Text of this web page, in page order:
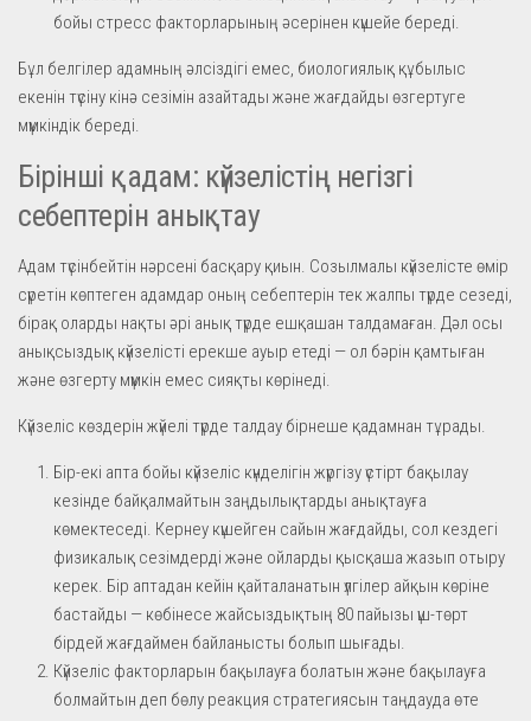
бойы стресс факторларының әсерінен күшейе береді.
Бұл белгілер адамның әлсіздігі емес, биологиялық құбылыс
екенін түсіну кінә сезімін азайтады және жағдайды өзгертуге
мүмкіндік береді.
Бірінші қадам: күйзелістің негізгі
себептерін анықтау
Адам түсінбейтін нәрсені басқару қиын. Созылмалы күйзелісте өмір
сүретін көптеген адамдар оның себептерін тек жалпы түрде сезеді,
бірақ оларды нақты әрі анық түрде ешқашан талдамаған. Дәл осы
анықсыздық күйзелісті ерекше ауыр етеді — ол бәрін қамтыған
және өзгерту мүмкін емес сияқты көрінеді.
Күйзеліс көздерін жүйелі түрде талдау бірнеше қадамнан тұрады.
Бір-екі апта бойы күйзеліс күнделігін жүргізу үстірт бақылау
кезінде байқалмайтын заңдылықтарды анықтауға
көмектеседі. Кернеу күшейген сайын жағдайды, сол кездегі
физикалық сезімдерді және ойларды қысқаша жазып отыру
керек. Бір аптадан кейін қайталанатын үлгілер айқын көріне
бастайды — көбінесе жайсыздықтың 80 пайызы үш-төрт
бірдей жағдаймен байланысты болып шығады.
Күйзеліс факторларын бақылауға болатын және бақылауға
болмайтын деп бөлу реакция стратегиясын таңдауда өте